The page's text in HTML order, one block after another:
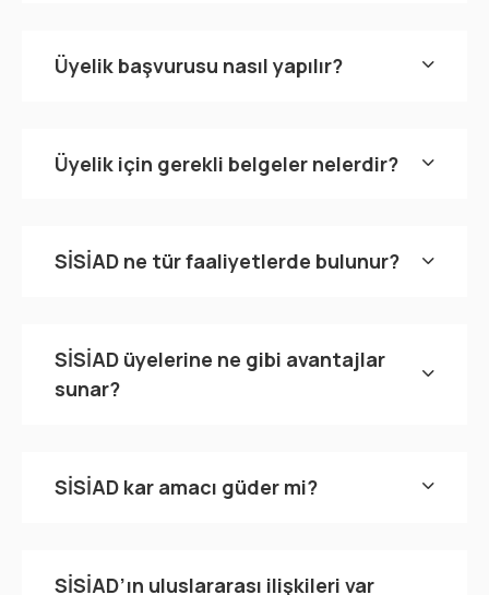
Üyelik başvurusu nasıl yapılır?
Üyelik için gerekli belgeler nelerdir?
SİSİAD ne tür faaliyetlerde bulunur?
SİSİAD üyelerine ne gibi avantajlar
sunar?
SİSİAD kar amacı güder mi?
SİSİAD’ın uluslararası ilişkileri var